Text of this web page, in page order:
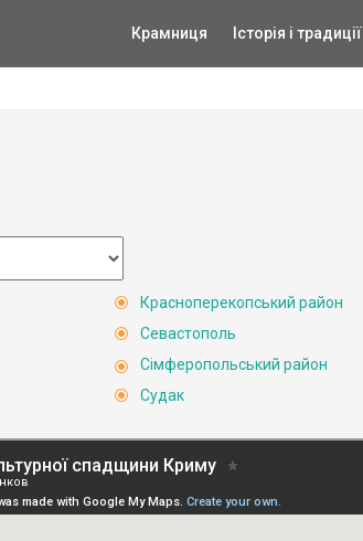
Крамниця Історія і традиції
Красноперекопський район
Севастополь
Сімферопольський район
Судак